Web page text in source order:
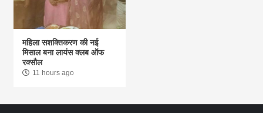
महिला सशक्तिकरण की नई
मिसाल बना लायंस क्लब ऑफ
रक्सौल
11 hours ago